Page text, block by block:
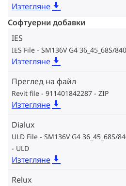
Изтегляне
Софтуерни добавки
IES
IES File - SM136V G4 36_45_68S/
Изтегляне
Преглед на файл
Revit file - 911401842287 ZIP
Изтегляне
Dialux
ULD File - SM136V G4 36_45_68S/
ULD
Изтегляне
Relux